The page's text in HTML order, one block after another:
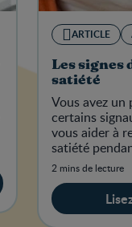
ARTICLE
Les signes
satiété
Vous avez
certains
vous aider à
satiété
votre tout-
2 mins de lecture